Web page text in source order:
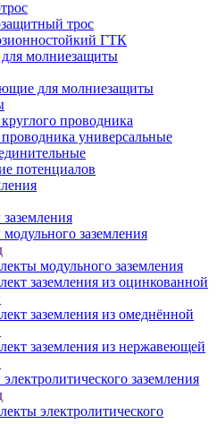
трос
ГТК
молниезащиты
для молниезащиты
проводника
универсальные
потенциалов
заземления
модульного заземления
заземления из оцинкованной
заземления из омеднённой
заземления из нержавеющей
заземления
электролитического